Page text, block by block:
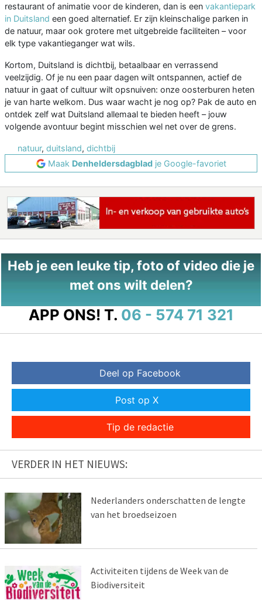
restaurant of animatie voor de kinderen, dan is een vakantiepark
in Duitsland een goed alternatief. Er zijn kleinschalige parken in
de natuur, maar ook grotere met uitgebreide faciliteiten – voor
elk type vakantieganger wat wils.
Kortom, Duitsland is dichtbij, betaalbaar en verrassend
veelzijdig. Of je nu een paar dagen wilt ontspannen, actief de
natuur in gaat of cultuur wilt opsnuiven: onze oosterburen heten
je van harte welkom. Dus waar wacht je nog op? Pak de auto en
ontdek zelf wat Duitsland allemaal te bieden heeft – jouw
volgende avontuur begint misschien wel net over de grens.
natuur, duitsland, dichtbij
Maak Denheldersdagbladje Google-favoriet
Heb je een leuke tip, foto of video die je
met ons wilt delen?
APP ONS! T. 06 - 574 71 321
Deel op Facebook
Post op X
Tip de redactie
VERDER IN HET NIEUWS:
Nederlanders onderschatten de lengte
van het broedseizoen
Activiteiten tijdens de Week van de
Biodiversiteit